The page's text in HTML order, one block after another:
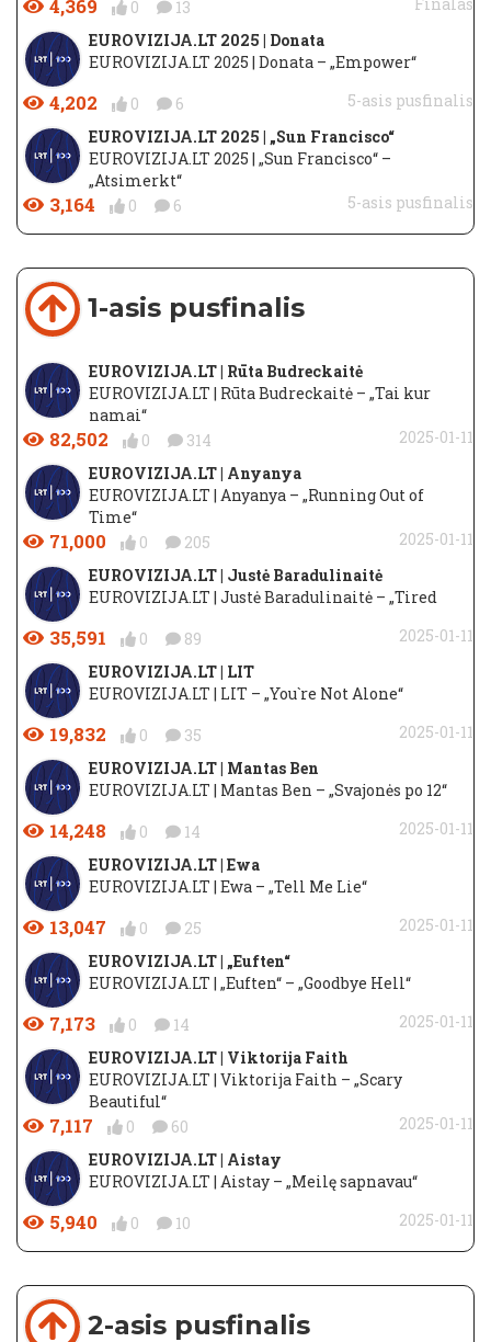
4,369 0 13
EUROVIZIJA.LT 2025 | Donata
EUROVIZIJA.LT 2025 | Donata – „Empower“
4,202 0 6
5-asis pusfinalis
EUROVIZIJA.LT 2025 | „Sun Francisco“
EUROVIZIJA.LT 2025 | „Sun Francisco“ –
„Atsimerkt“
3,164 0 6 5-asis pusfinalis
1-asis pusfinalis
EUROVIZIJA.LT | Rūta Budreckaitė
EUROVIZIJA.LT | Rūta Budreckaitė – „Tai kur
namai“
82,502 0 314
2025-01-11
EUROVIZIJA.LT | Anyanya
EUROVIZIJA.LT | Anyanya – „Running Out of
Time“
71,000 0 205
2025-01-11
EUROVIZIJA.LT | Justė Baradulinaitė
EUROVIZIJA.LT | Justė Baradulinaitė – „Tired
35,591 0 89
2025-01-11
EUROVIZIJA.LT | LIT
EUROVIZIJA.LT | LIT – „You`re Not Alone“
19,832 0 35
2025-01-11
EUROVIZIJA.LT | Mantas Ben
EUROVIZIJA.LT | Mantas Ben – „Svajonės po 12“
14,248 0 14
2025-01-11
EUROVIZIJA.LT | Ewa
EUROVIZIJA.LT | Ewa – „Tell Me Lie“
13,047 0 25
2025-01-11
EUROVIZIJA.LT | „Euften“
EUROVIZIJA.LT | „Euften“ – „Goodbye Hell“
7,173 0 14
2025-01-11
EUROVIZIJA.LT | Viktorija Faith
EUROVIZIJA.LT | Viktorija Faith – „Scary
Beautiful“
7,117 0 60
2025-01-11
EUROVIZIJA.LT | Aistay
EUROVIZIJA.LT | Aistay – „Meilę sapnavau“
5,940 0 10 2025-01-11
2-asis pusfinalis